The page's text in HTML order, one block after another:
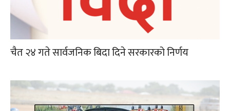
चैत २४ गते सार्वजनिक बिदा दिने सरकारको निर्णय